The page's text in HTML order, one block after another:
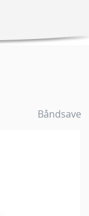
Båndsave